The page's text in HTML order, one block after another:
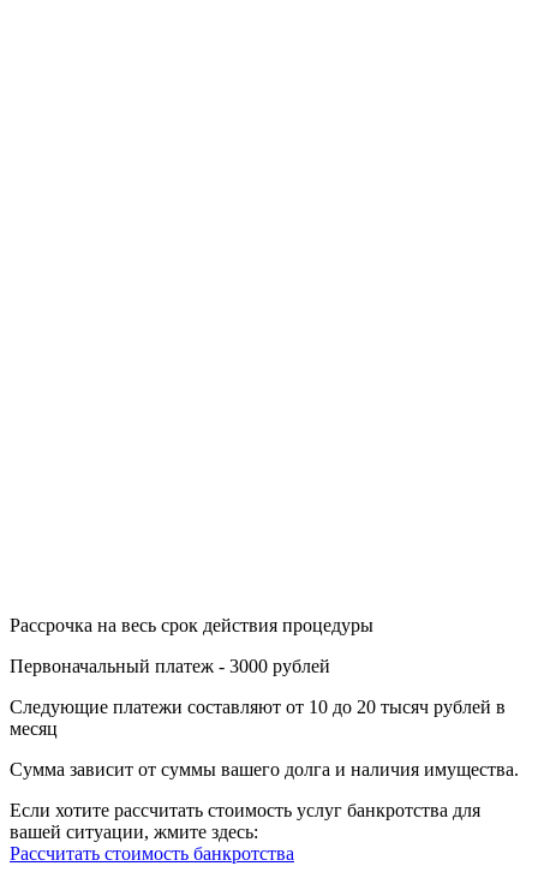
Рассрочка на весь срок действия процедуры
Первоначальный платеж - 3000 рублей
Следующие платежи составляют от 10 до 20 тысяч рублей в
месяц
Сумма зависит от суммы вашего долга и наличия имущества.
Если хотите рассчитать стоимость услуг банкротства для
вашей ситуации, жмите здесь:
Рассчитать стоимость банкротства